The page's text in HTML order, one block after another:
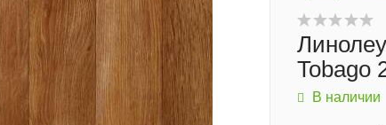
Tobago
В наличии